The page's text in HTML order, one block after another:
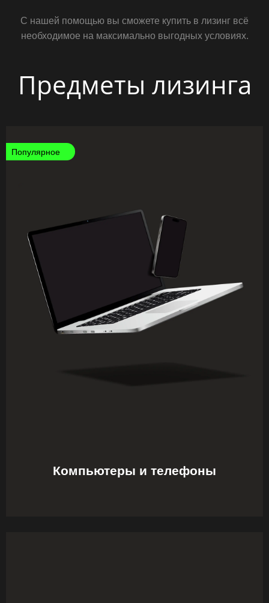
С нашей помощью вы сможете купить в лизинг всё
необходимое на максимально выгодных условиях.
Предметы лизинга
Компьютеры и телефоны